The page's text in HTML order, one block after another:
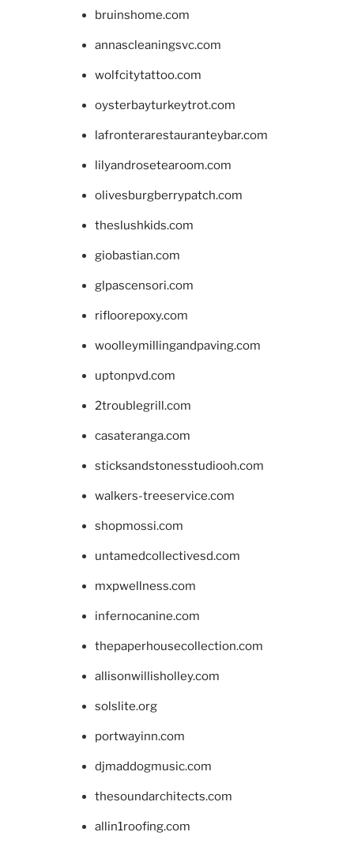
bruinshome.com
annascleaningsvc.com
wolfcitytattoo.com
oysterbayturkeytrot.com
lafronterarestauranteybar.com
lilyandrosetearoom.com
olivesburgberrypatch.com
theslushkids.com
giobastian.com
glpascensori.com
rifloorepoxy.com
woolleymillingandpaving.com
uptonpvd.com
2troublegrill.com
casateranga.com
sticksandstonesstudiooh.com
walkers-treeservice.com
shopmossi.com
untamedcollectivesd.com
mxpwellness.com
infernocanine.com
thepaperhousecollection.com
allisonwillisholley.com
solslite.org
portwayinn.com
djmaddogmusic.com
thesoundarchitects.com
allin1roofing.com